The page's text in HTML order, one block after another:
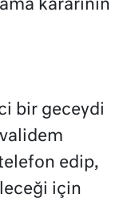
kararının
bir geceydi
edip,
için